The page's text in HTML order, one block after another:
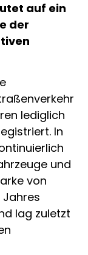
auf ein
der
lediglich
In
und
von
Jahres
lag zuletzt